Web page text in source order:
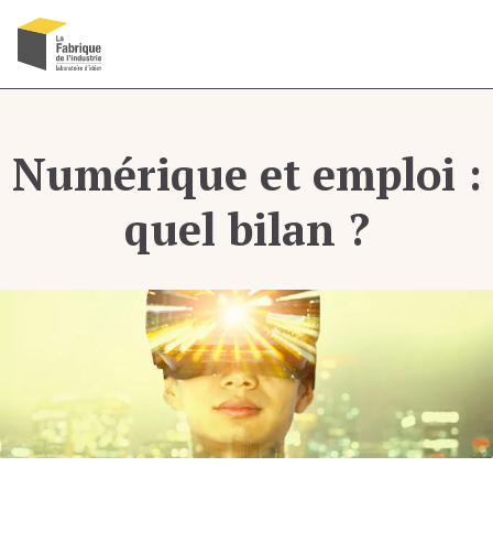
Numérique et emploi :
quel bilan ?